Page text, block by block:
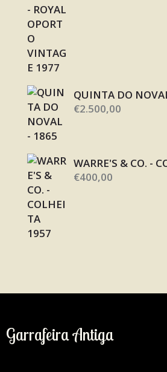
QUINTA DO
€2.500,00
WARRE'S & CO. -
€400,00
Garrafeira Antiga